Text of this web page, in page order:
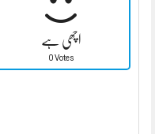
اچھی ہے
0 Votes